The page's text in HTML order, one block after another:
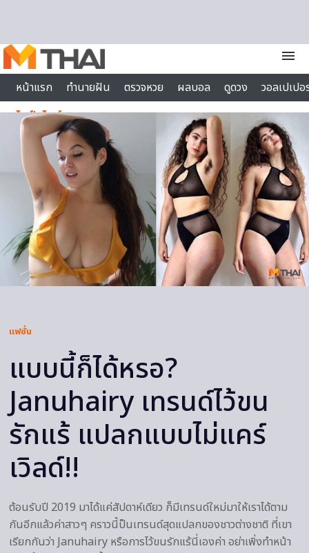
menu
หน้าแรก
ทำนายฝัน ตรวจหวย ผลบอล ดูดวง
วอลเปเป
ไลฟ์สไตล์
แฟชั่น
แบบนี้ก็ได้หรอ?
Januhairy เทรนด์ไว้ขน
รักแร้ แปลกแบบไม่แคร์
เวิลด์!!
ต้อนรับปี 2019 มาได้แค่สัปดาห์เดียว ก็มีเทรนด์ใหม่มาให้เราได้ตาม
กันอีกแล้วค่าสาวๆ คราวนี้ป็นเทรนด์สุดแปลกของชาวต่างชาติ ที่เขา
เรียกกันว่า Januhairy หรือการไว้ขนรักแร้นี่เองค่า อย่าเพิ่งทำหน้า